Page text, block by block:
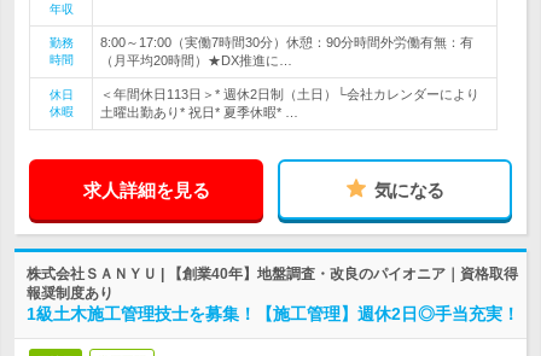
年収
勤務
時間
8:00～17:00（実働7時間30分）休憩：90分時間外労働有無：有
（月平均20時間）★DX推進に…
休日
休暇
＜年間休日113日＞* 週休2日制（土日）└会社カレンダーにより
土曜出勤あり* 祝日* 夏季休暇* …
求人詳細を見る 気になる
株式会社ＳＡＮＹＵ | 【創業40年】地盤調査・改良のパイオニア｜資格取得
報奨制度あり
1級土木施工管理技士を募集！【施工管理】週休2日◎手当充実！